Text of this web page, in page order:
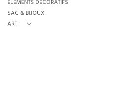
ELÉMENTS DÉCORATIFS
SAC & BIJOUX
ART